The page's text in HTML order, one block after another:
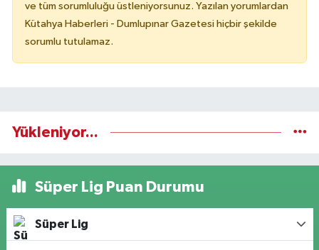
ve tüm sorumluluğu üstleniyorsunuz. Yazılan yorumlardan
Kütahya Haberleri - Dumlupınar Gazetesi hiçbir şekilde
sorumlu tutulamaz.
Yükleniyor...
Süper Lig Puan Durumu
Süper Lig